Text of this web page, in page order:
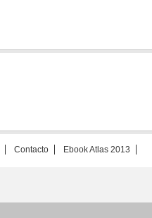
Contacto Ebook Atlas 2013